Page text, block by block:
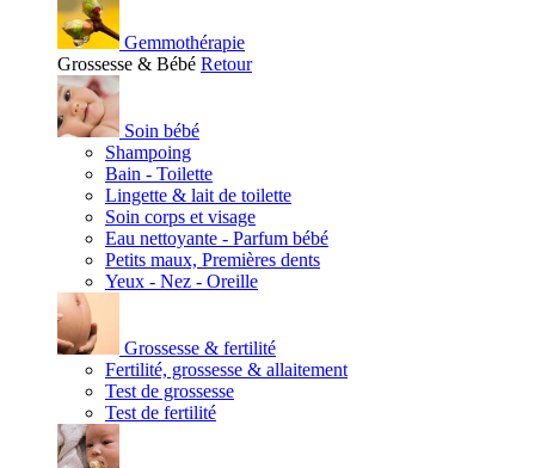
Gemmothérapie
Grossesse & Bébé Retour
Soin bébé
Shampoing
Bain - Toilette
Lingette & lait de toilette
Soin corps et visage
Eau nettoyante - Parfum bébé
Petits maux, Premières dents
Yeux - Nez - Oreille
Grossesse & fertilité
Fertilité, grossesse & allaitement
Test de grossesse
Test de fertilité